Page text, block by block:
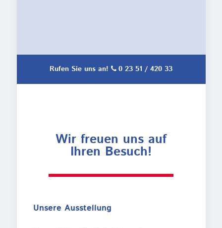
Rufen Sie uns an! 0 23 51 / 420 33
Wir freuen uns auf
Ihren Besuch!
Unsere Ausstellung